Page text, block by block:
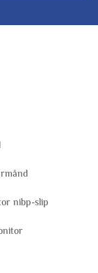
nibp-slip